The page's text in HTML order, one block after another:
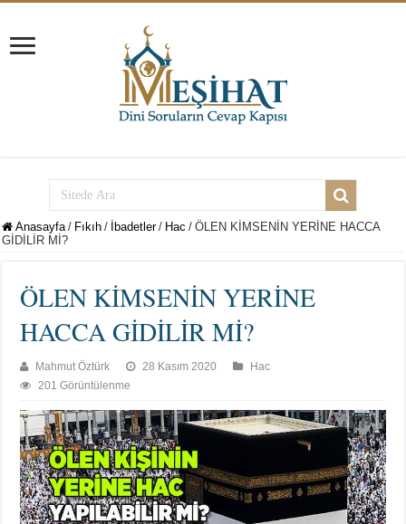
Anasayfa / Fıkıh / İbadetler / Hac / ÖLEN KİMSENİN YERİNE HACCA
GİDİLİR Mİ?
ÖLEN KİMSENİN YERİNE
HACCA GİDİLİR Mİ?
Mahmut Öztürk 28 Kasım 2020
Hac
201 Görüntülenme